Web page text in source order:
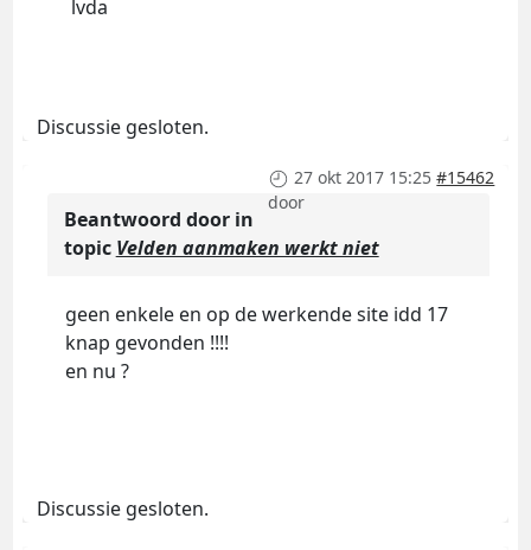
lvda
Discussie gesloten.
27 okt 2017 15:25 #15462
door
Beantwoord door in
topic Velden aanmaken werkt niet
geen enkele en op de werkende site idd 17
knap gevonden !!!!
en nu ?
Discussie gesloten.